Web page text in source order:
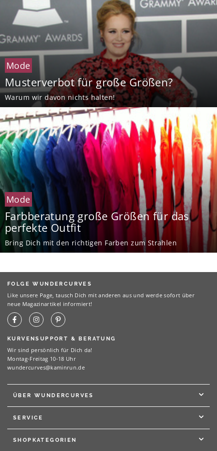
Mode
Musterverbot für große Größen?
Warum wir davon nichts halten!
Mode
Farbberatung große Größen für das
perfekte Outfit
Bring Dich mit den richtigen Farben zum Strahlen
FOLGE WUNDERCURVES
Like unsere Page, tausch Dich mit anderen aus und werde sofort über
neue Magazinartikel informiert!
KURVENSUPPORT & BERATUNG
Wir sind persönlich für Dich da!
Montag-Freitag 10-18 Uhr
wundercurves@kaminrun.de
ÜBER WUNDERCURVES
SERVICE
SHOPKATEGORIEN